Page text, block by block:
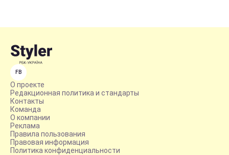
FB
О проекте
Редакционная политика и стандарты
Контакты
Команда
О компании
Реклама
Правила пользования
Правовая информация
Политика конфиденциальности